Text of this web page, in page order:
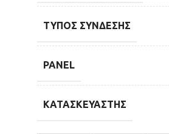
ΤΎΠΟΣ ΣΎΝΔΕΣΗΣ
PANEL
ΚΑΤΑΣΚΕΥΑΣΤΉΣ